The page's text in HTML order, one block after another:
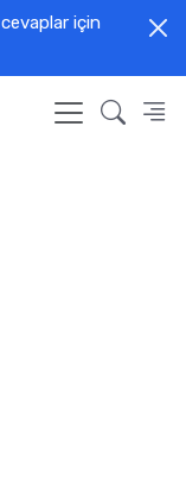
için